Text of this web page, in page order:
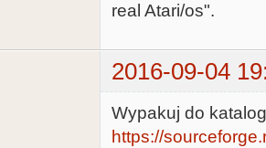
real Atari/os".
2016-09-04
Wypakuj do
https://